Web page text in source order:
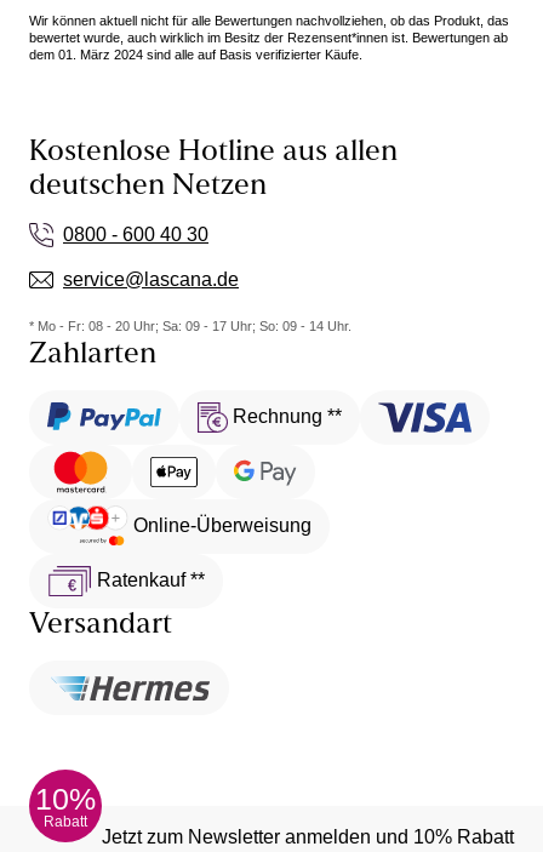
Wir können aktuell nicht für alle Bewertungen nachvollziehen, ob das Produkt, das
bewertet wurde, auch wirklich im Besitz der Rezensent*innen ist. Bewertungen ab
dem 01. März 2024 sind alle auf Basis verifizierter Käufe.
Kostenlose Hotline aus allen
deutschen Netzen
0800 - 600 40 30
service@lascana.de
* Mo - Fr: 08 - 20 Uhr; Sa: 09 - 17 Uhr; So: 09 - 14 Uhr.
Zahlarten
Rechnung **
Online-Überweisung
Ratenkauf **
Versandart
10%
Rabatt
Jetzt zum Newsletter anmelden und 10% Rabatt